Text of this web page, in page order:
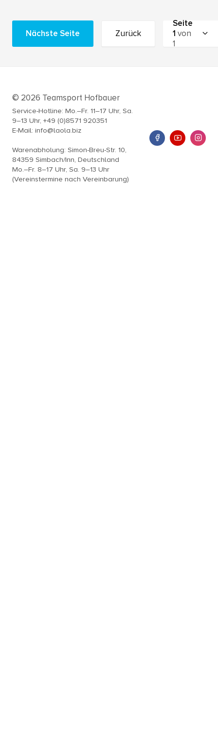
Nächste Seite Zurück
Seite
1 von
1
© 2026 Teamsport Hofbauer
Service-Hotline: Mo.–Fr. 11–17 Uhr, Sa.
9–13 Uhr, +49 (0)8571 920351
E-Mail: info@laola.biz
Warenabholung: Simon-Breu-Str. 10,
84359 Simbach/Inn, Deutschland
Mo.–Fr. 8–17 Uhr, Sa. 9–13 Uhr
(Vereinstermine nach Vereinbarung)